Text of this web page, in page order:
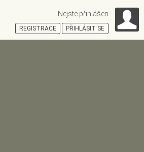
Nejste přihlášen
REGISTRACE PŘIHLÁSIT SE